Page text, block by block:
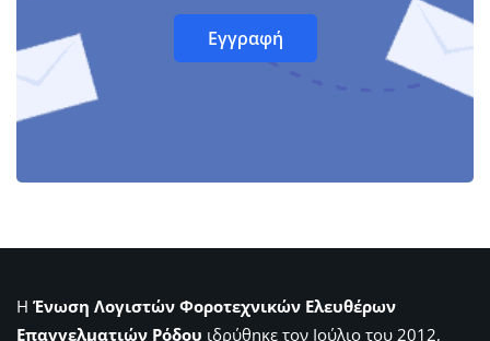
Η Ένωση Λογιστών Φοροτεχνικών Ελευθέρων
Επαγγελματιών Ρόδου ιδρύθηκε τον Ιούλιο του 2012,